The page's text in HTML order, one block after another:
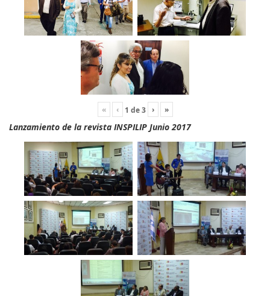
« ‹ 1 de3 › »
Lanzamiento de la revista INSPILIP Junio 2017